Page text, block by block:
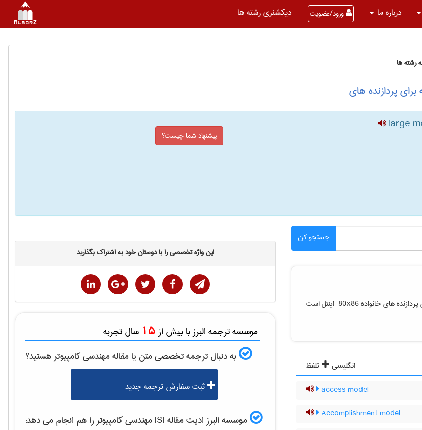
درباره ما ورود/عضویت دیکشنری رشته ها
رشته ها
پردازنده های
large
پیشنهاد شما چیست؟
جستجو کن
[مدل حافظه بزرگ] یک مدل حافظه برای پردازنده های خانواده ‎ 80x86 اینتل است
انگلیسی
تلفظ
access model
Accomplishment model
این واژه تخصصی را با دوستان خود به اشتراک بگذارید
موسسه ترجمه البرز با بیش از 15 سال تجربه
به دنبال ترجمه تخصصی متن یا مقالهمهندسی كامپيوترهستید؟
ثبت سفارش ترجمه جدید
موسسه البرز ادیت مقاله ISI مهندسی كامپيوتررا هم انجام می دهد: